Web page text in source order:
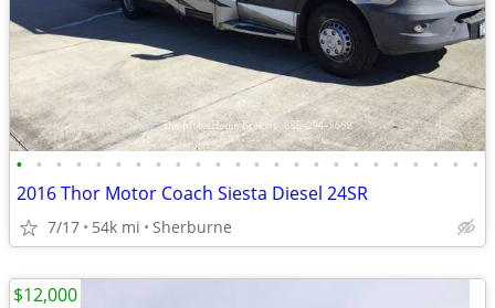
• • • • • • • • • • • • • • • • • • • • • • • •
2016 Thor Motor Coach Siesta Diesel 24SR
7/17 54k mi Sherburne
$12,000